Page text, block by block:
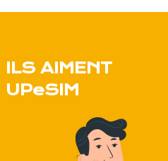
ILS AIMENT
UPeSIM